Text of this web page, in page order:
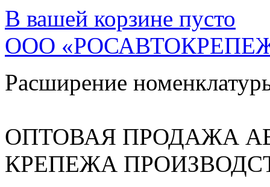
В вашей корзине пусто
ООО
Расширение
ОПТОВАЯ ПРОДАЖА
КРЕПЕЖА